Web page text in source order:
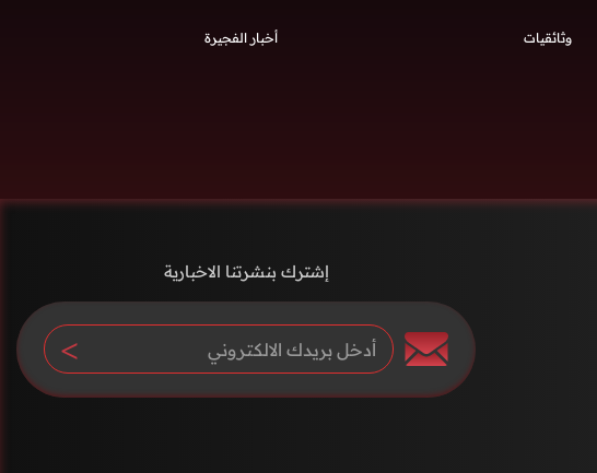
وثائقيات أخبار الفجيرة
إشترك بنشرتنا الاخبارية